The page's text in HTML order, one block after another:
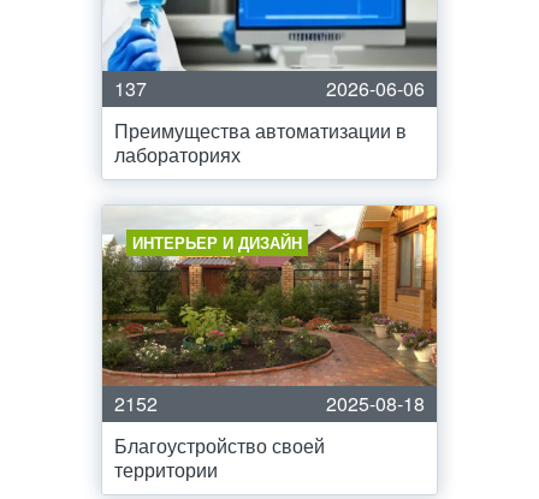
137
2026-06-06
Преимущества автоматизации в
лабораториях
ИНТЕРЬЕР И ДИЗАЙН
2152
2025-08-18
Благоустройство своей
территории